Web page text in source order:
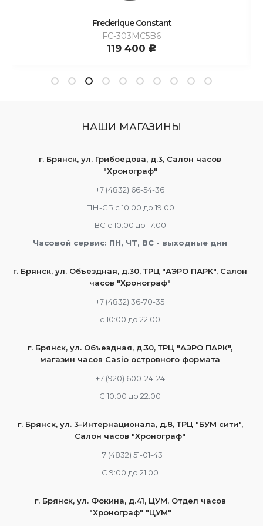
Frederique Constant
FC-303MC5B6
119 400 c
НАШИ МАГАЗИНЫ
г. Брянск, ул. Грибоедова, д.3, Салон часов
"Хронограф"
+7 (4832) 66-54-36
ПН-СБ с 10:00 до 19:00
ВС с 10:00 до 17:00
Часовой сервис: ПН, ЧТ, ВС - выходные дни
г. Брянск, ул. Объездная, д.30, ТРЦ "АЭРО ПАРК", Салон
часов "Хронограф"
+7 (4832) 36-70-35
c 10:00 до 22:00
г. Брянск, ул. Объездная, д.30, ТРЦ "АЭРО ПАРК",
магазин часов Casio островного формата
+7 (920) 600-24-24
С 10:00 до 22:00
г. Брянск, ул. 3-Интернационала, д.8, ТРЦ "БУМ сити",
Салон часов "Хронограф"
+7 (4832) 51-01-43
С 9:00 до 21:00
г. Брянск, ул. Фокина, д.41, ЦУМ, Отдел часов
"Хронограф" "ЦУМ"